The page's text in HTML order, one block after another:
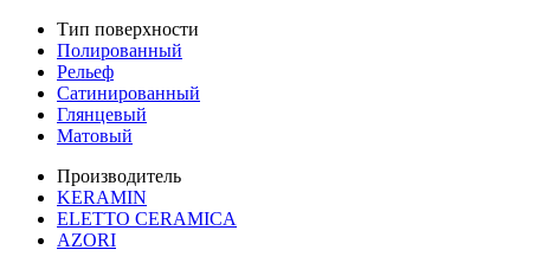
Тип поверхности
Полированный
Рельеф
Сатинированный
Глянцевый
Матовый
Производитель
KERAMIN
ELETTO CERAMICA
AZORI